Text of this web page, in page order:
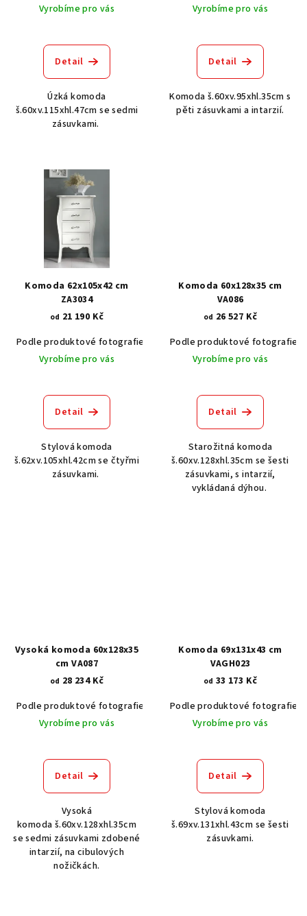
Vyrobíme pro vás
Detail
Úzká komoda
š.60xv.115xhl.47cm se sedmi
zásuvkami.
Vyrobíme pro vás
Detail
Komoda š.60xv.95xhl.35cm s
pěti zásuvkami a intarzií.
Komoda 62x105x42 cm
ZA3034
od 21 190 Kč
Podle produktové fotografie
Bílá Bílá s patinou BT9001-A6
Vyrobíme pro vás
Detail
Stylová komoda
š.62xv.105xhl.42cm se čtyřmi
zásuvkami.
Komoda 60x128x35 cm
VA086
od 26 527 Kč
Podle produktové fotografie
Vyrobíme pro vás
Detail
Starožitná komoda
š.60xv.128xhl.35cm se šesti
zásuvkami, s intarzií,
vykládaná dýhou.
Vysoká komoda 60x128x35
cm VA087
od 28 234 Kč
Podle produktové fotografie
Akát vintage BT1551
Dub světlý
Vyrobíme pro vás
Detail
Vysoká
komoda š.60xv.128xhl.35cm
se sedmi zásuvkami zdobené
intarzií, na cibulových
nožičkách.
Komoda 69x131x43 cm
VAGH023
od 33 173 Kč
Podle produktové fotografie
Vyrobíme pro vás
Detail
Stylová komoda
š.69xv.131xhl.43cm se šesti
zásuvkami.